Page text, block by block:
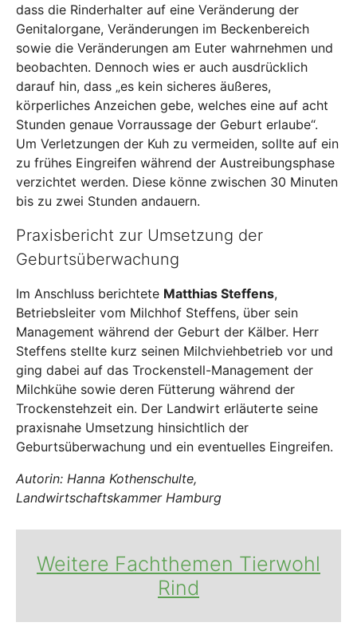
dass die Rinderhalter auf eine Veränderung der
Genitalorgane, Veränderungen im Beckenbereich
sowie die Veränderungen am Euter wahrnehmen und
beobachten. Dennoch wies er auch ausdrücklich
darauf hin, dass „es kein sicheres äußeres,
körperliches Anzeichen gebe, welches eine auf acht
Stunden genaue Vorraussage der Geburt erlaube“.
Um Verletzungen der Kuh zu vermeiden, sollte auf ein
zu frühes Eingreifen während der Austreibungsphase
verzichtet werden. Diese könne zwischen 30 Minuten
bis zu zwei Stunden andauern.
Praxisbericht zur Umsetzung der
Geburtsüberwachung
Im Anschluss berichtete Matthias Steffens,
Betriebsleiter vom Milchhof Steffens, über sein
Management während der Geburt der Kälber. Herr
Steffens stellte kurz seinen Milchviehbetrieb vor und
ging dabei auf das Trockenstell-Management der
Milchkühe sowie deren Fütterung während der
Trockenstehzeit ein. Der Landwirt erläuterte seine
praxisnahe Umsetzung hinsichtlich der
Geburtsüberwachung und ein eventuelles Eingreifen.
Autorin: Hanna Kothenschulte,
Landwirtschaftskammer Hamburg
Weitere Fachthemen Tierwohl
Rind